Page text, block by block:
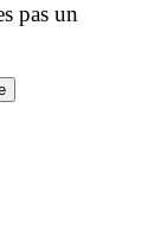
pas un